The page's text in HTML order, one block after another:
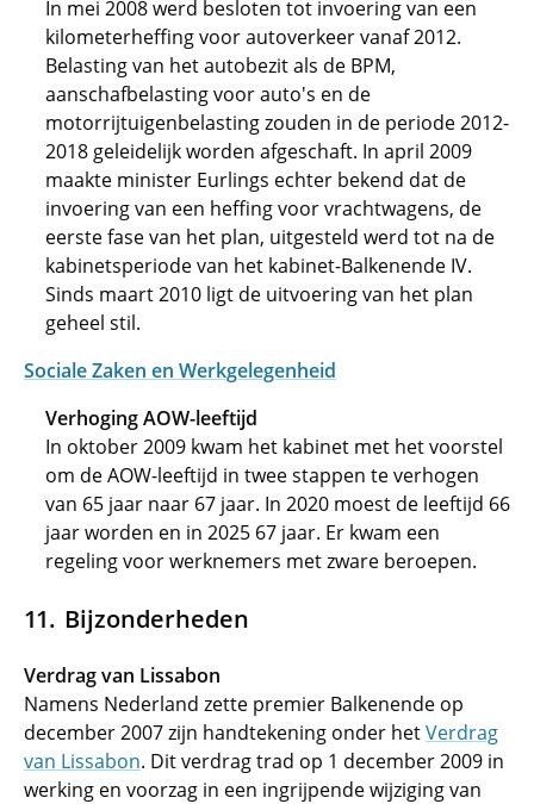
In mei 2008 werd besloten tot invoering van een
kilometerheffing voor autoverkeer vanaf 2012.
Belasting van het autobezit als de BPM,
aanschafbelasting voor auto's en de
motorrijtuigenbelasting zouden in de periode 2012-
2018 geleidelijk worden afgeschaft. In april 2009
maakte minister Eurlings echter bekend dat de
invoering van een heffing voor vrachtwagens, de
eerste fase van het plan, uitgesteld werd tot na de
kabinetsperiode van het kabinet-Balkenende IV.
Sinds maart 2010 ligt de uitvoering van het plan
geheel stil.
Sociale Zaken en Werkgelegenheid
Verhoging AOW-leeftijd
In oktober 2009 kwam het kabinet met het voorstel
om de AOW-leeftijd in twee stappen te verhogen
van 65 jaar naar 67 jaar. In 2020 moest de leeftijd 66
jaar worden en in 2025 67 jaar. Er kwam een
regeling voor werknemers met zware beroepen.
Bijzonderheden
Verdrag van Lissabon
Namens Nederland zette premier Balkenende op
december 2007 zijn handtekening onder hetVerdrag
van Lissabon. Dit verdrag trad op 1 december 2009 in
werking en voorzag in een ingrijpende wijziging van